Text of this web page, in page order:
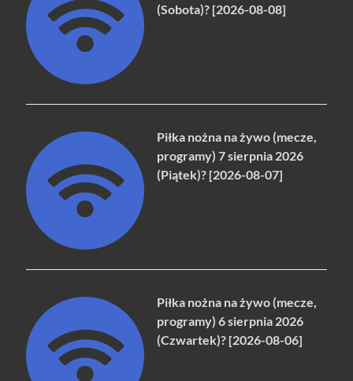
(Sobota)? [2026-08-08]
Piłka nożna na żywo (mecze,
programy) 7 sierpnia 2026
(Piątek)? [2026-08-07]
Piłka nożna na żywo (mecze,
programy) 6 sierpnia 2026
(Czwartek)? [2026-08-06]